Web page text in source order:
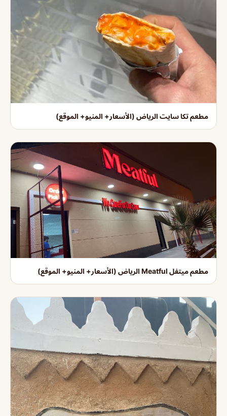
مطعم تكا سايت الرياض (الأسعار+ المنيو+ الموقع)
مطعم ميتفل Meatful الرياض (الأسعار+ المنيو+ الموقع)